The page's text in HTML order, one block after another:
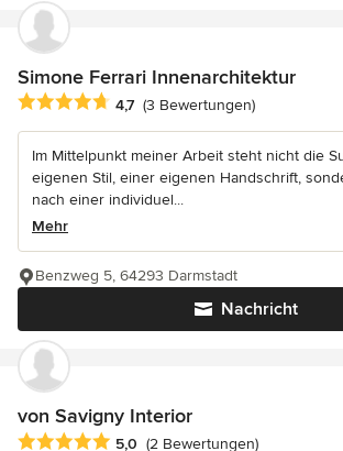
Simone Ferrari Innenarchitektur
Durchschnittliche Bewertung: 4.7 von 5
4,7 (3 Bewertungen)
Im Mittelpunkt meiner Arbeit steht nicht die
eigenen Stil, einer eigenen Handschrift,
nach einer individuel...
Mehr
Nachricht
Benzweg 5, 64293 Darmstadt
von Savigny Interior
Durchschnittliche Bewertung: 5 von 5
5,0 (2 Bewertungen)